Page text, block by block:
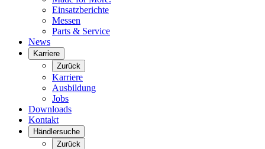
Einsatzberichte
Messen
Parts & Service
News
Karriere
Zurück
Karriere
Ausbildung
Jobs
Downloads
Kontakt
Händlersuche
Zurück